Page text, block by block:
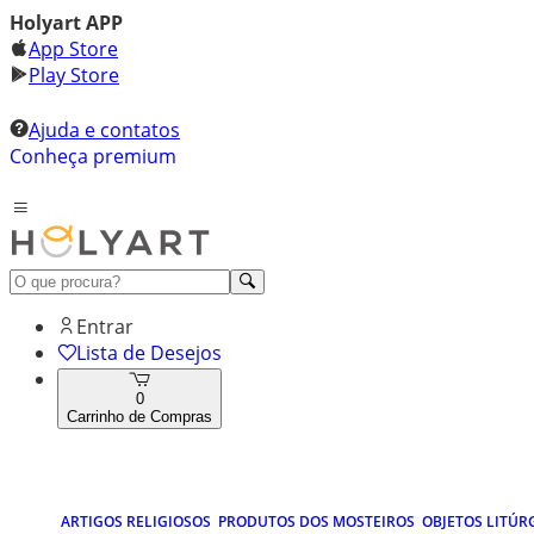
Holyart APP
App Store
Play Store
Ajuda e contatos
Conheça premium
Entrar
Lista de Desejos
0
Carrinho de Compras
ARTIGOS RELIGIOSOS PRODUTOS DOS MOSTEIROS OBJETOS